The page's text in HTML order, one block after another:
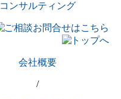
コンサルティング
会社概要
/